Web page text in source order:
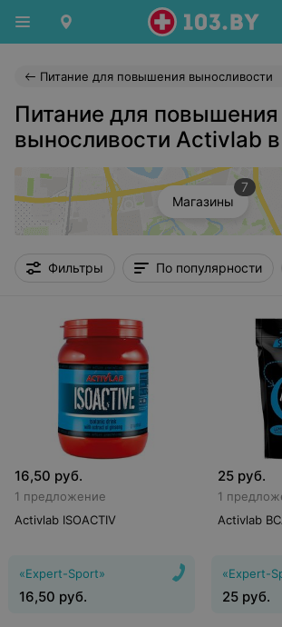
Питание для повышения выносливости
Питание для повышения
выносливости Activlab
Магазины
7
Фильтры По популярности
16,50 руб.
1 предложение
Activlab ISOACTIV
«Expert-Sport»
16,50 руб.
25 руб.
1
Activlab
«Expert-
25 руб.